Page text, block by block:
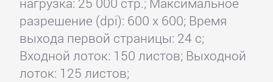
разрешение (dpi): 600 x 600; Время
выхода первой страницы: 24 с;
Входной лоток: 150 листов; Выходной
лоток: 125 листов;